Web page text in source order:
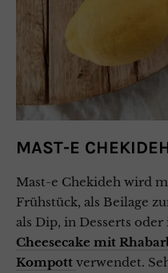
MAST-E
Mast-e Chekideh wird
Frühstück, als Beilage
als Dip, in Desserts oder
Cheesecake mit
Kompott verwendet.